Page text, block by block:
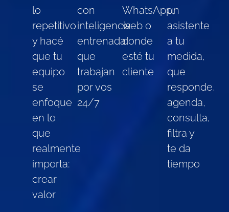
lo
repetitivo
y hacé
que tu
equipo
se
enfoque
en lo
que
realmente
importa:
crear
valor
con
inteligencia
entrenada
que
trabajan
por vos
24/7
WhatsApp,
web o
donde
esté tu
cliente
un
asistente
a tu
medida,
que
responde,
agenda,
consulta,
filtra y
te da
tiempo